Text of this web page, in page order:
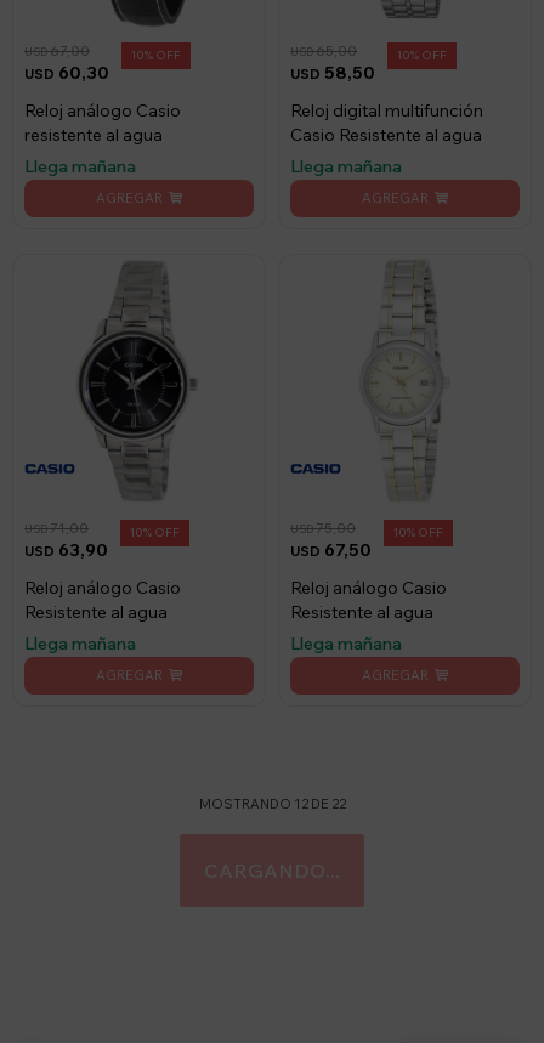
USD 60,30
USD67,00 10
Reloj análogo Casio
resistente al agua
Llega mañana
USD 58,50
USD65,00 10
Reloj digital multifunción
Casio Resistente al agua
Llega mañana
USD 63,90
USD71,00 10
Reloj análogo Casio
Resistente al agua
Llega mañana
USD 67,50
USD75,00 10
Reloj análogo Casio
Resistente al agua
Llega mañana
MOSTRANDO 12DE 22